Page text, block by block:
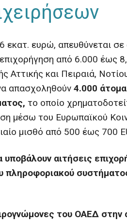
ευρώ, απευθύνεται
από 6.000 έως
Αττικής και Πειραιά,
απασχοληθούν 4.000
το οποίο
μέσω του Ευρωπαϊκού
μισθό από 500 έως 700
υποβάλουν αιτήσεις
του ΟΑΕΔ στην